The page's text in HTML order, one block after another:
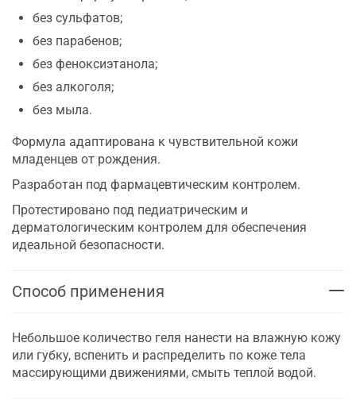
без сульфатов;
без парабенов;
без феноксиэтанола;
без алкоголя;
без мыла.
Формула адаптирована к чувствительной кожи
младенцев от рождения.
Разработан под фармацевтическим контролем.
Протестировано под педиатрическим и
дерматологическим контролем для обеспечения
идеальной безопасности.
Способ применения
Небольшое количество геля нанести на влажную кожу
или губку, вспенить и распределить по коже тела
массирующими движениями, смыть теплой водой.